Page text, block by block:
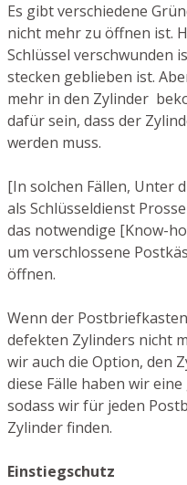
Es gibt verschiedene
nicht mehr zu öffnen ist.
Schlüssel verschwunden
stecken geblieben ist.
mehr in den Zylinder
dafür sein, dass der
werden muss.
[In solchen Fällen, Unter
als Schlüsseldienst
das notwendige [Know-
um verschlossene
öffnen.
Wenn der
defekten Zylinders nicht
wir auch die Option, den
diese Fälle haben wir
sodass wir für jeden
Zylinder finden.
Einstiegschutz